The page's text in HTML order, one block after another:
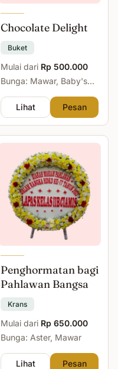
Chocolate Delight
Buket
Mulai dari Rp 500.000
Bunga: Mawar, Baby's
Lihat
Pesan
Penghormatan bagi
Pahlawan Bangsa
Krans
Mulai dari Rp 650.000
Bunga: Aster, Mawar
Lihat Pesan